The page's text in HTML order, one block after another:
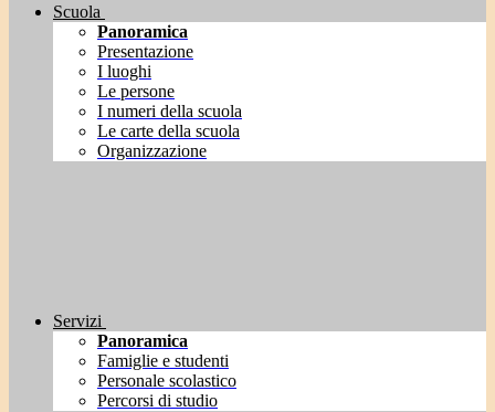
Scuola
Panoramica
Presentazione
I luoghi
Le persone
I numeri della scuola
Le carte della scuola
Organizzazione
Servizi
Panoramica
Famiglie e studenti
Personale scolastico
Percorsi di studio